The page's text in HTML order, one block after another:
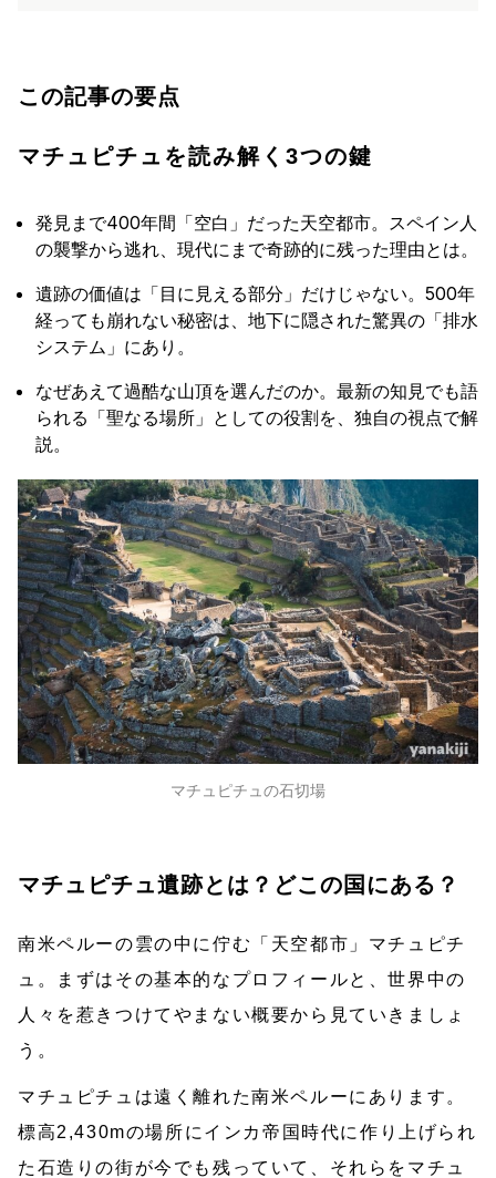
この記事の要点
マチュピチュを読み解く3つの鍵
発見まで400年間「空白」だった天空都市。スペイン人
の襲撃から逃れ、現代にまで奇跡的に残った理由とは。
遺跡の価値は「目に見える部分」だけじゃない。500年
経っても崩れない秘密は、地下に隠された驚異の「排水
システム」にあり。
なぜあえて過酷な山頂を選んだのか。最新の知見でも語
られる「聖なる場所」としての役割を、独自の視点で解
説。
マチュピチュの石切場
マチュピチュ遺跡とは？どこの国にある？
南米ペルーの雲の中に佇む「天空都市」マチュピチ
ュ。まずはその基本的なプロフィールと、世界中の
人々を惹きつけてやまない概要から見ていきましょ
う。
マチュピチュは遠く離れた南米ペルーにあります。
標高2,430mの場所にインカ帝国時代に作り上げられ
た石造りの街が今でも残っていて、それらをマチュ